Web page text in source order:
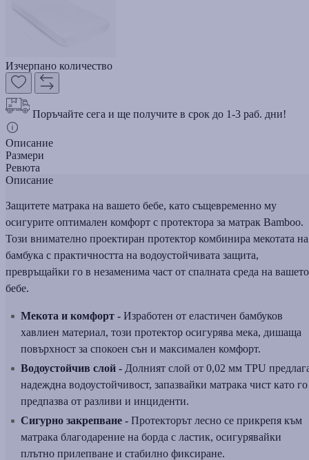
Изчерпано количество
Поръчайте сега и ще получите в срок до 1-3 раб. дни!
Описание
Размери
Ревюта
Описание
Защитете матрака на вашето бебе, като същевременно му
осигурите оптимален комфорт с протектора за матрак Bamboo.
Този внимателно проектиран протектор комбинира мекотата на
бамбука с практичността на водоустойчивата защита,
превръщайки го в незаменима част от спалната среда на вашето
бебе.
Мекота и комфорт - Изработен от еластичен бамбуков
хавлиен материал, този протектор осигурява мека, дишаща
повърхност за спокоен сън и максимален комфорт.
Водоустойчив слой - Долният слой от 0,02 мм TPU
надеждна водоустойчивост, запазвайки матрака чист като го
предпазва от разливи и инциденти.
Сигурно закрепване - Протекторът лесно се прикрепя към
матрака благодарение на борда с ластик, осигурявайки
плътно прилепване и стабилно фиксиране.